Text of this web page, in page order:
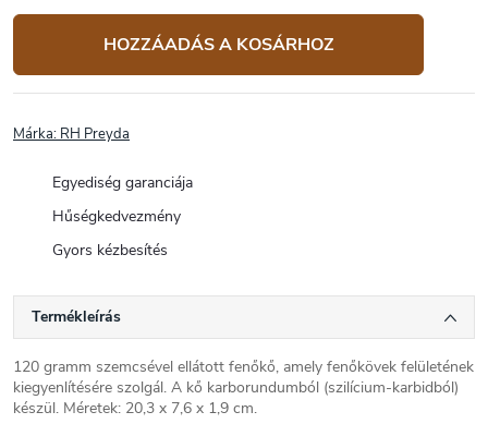
HOZZÁADÁS A KOSÁRHOZ
Márka: RH Preyda
Egyediség garanciája
Hűségkedvezmény
Gyors kézbesítés
Termékleírás
120 gramm szemcsével ellátott fenőkő, amely fenőkövek felületének
kiegyenlítésére szolgál. A kő karborundumból (szilícium-karbidból)
készül. Méretek: 20,3 x 7,6 x 1,9 cm.